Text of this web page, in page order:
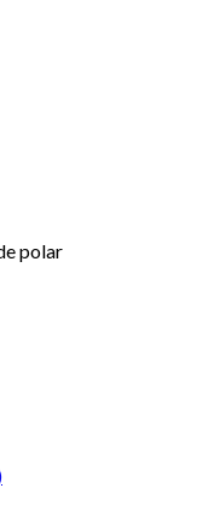
polar